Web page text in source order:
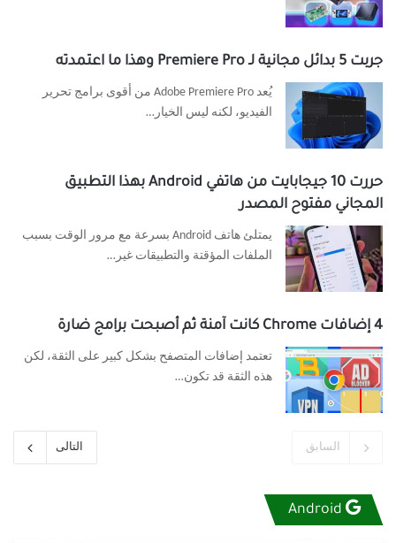
جربت 5 بدائل مجانية لـ Premiere Pro وهذا ما اعتمدته
يُعد Adobe Premiere Pro من أقوى برامج تحرير
الفيديو، لكنه ليس الخيار…
حررت 10 جيجابايت من هاتفي Android بهذا التطبيق
المجاني مفتوح المصدر
يمتلئ هاتف Android بسرعة مع مرور الوقت بسبب
الملفات المؤقتة والتطبيقات غير…
4 إضافات Chrome كانت آمنة ثم أصبحت برامج ضارة
تعتمد إضافات المتصفح بشكل كبير على الثقة، لكن
هذه الثقة قد تكون…
السابق التالى